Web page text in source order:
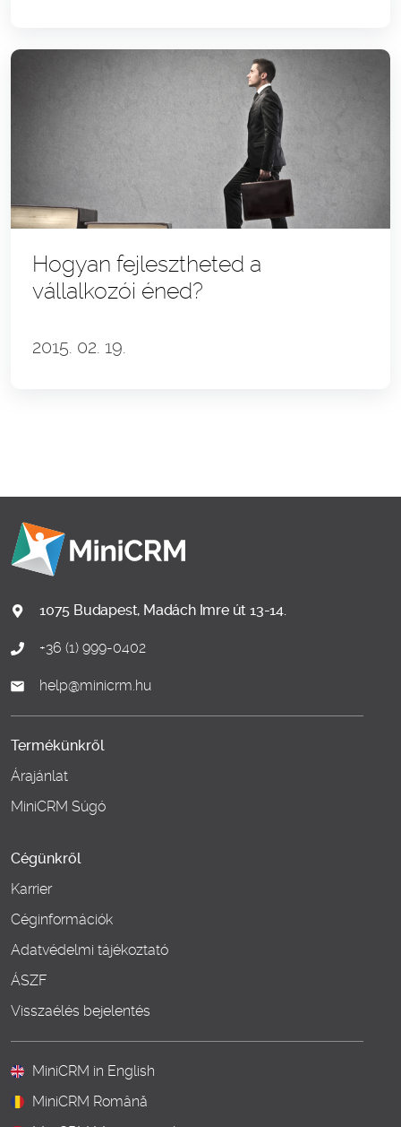
Hogyan fejlesztheted a
vállalkozói éned?
2015. 02. 19.
1075 Budapest, Madách Imre út 13-14.
+36 (1) 999-0402
help@minicrm.hu
Termékünkről
Árajánlat
MiniCRM Súgó
Cégünkről
Karrier
Céginformációk
Adatvédelmi tájékoztató
ÁSZF
Visszaélés bejelentés
MiniCRM in English
MiniCRM Română